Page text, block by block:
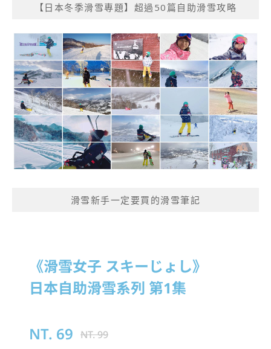
【日本冬季滑雪專題】超過50篇自助滑雪攻略
滑雪新手一定要買的滑雪筆記